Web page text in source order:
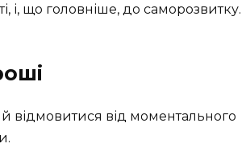
і, що головніше, до саморозвитку.
відмовитися від моментального